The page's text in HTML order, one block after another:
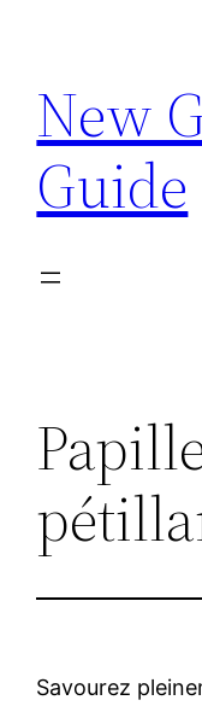
contenu
New
Guide
Savourez